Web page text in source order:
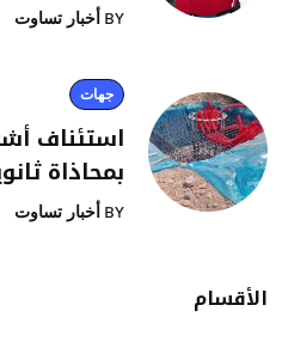
BY أخبار تساوت
جهات
استئناف
بمحاذاة
BY أخبار تساوت
الأقسام